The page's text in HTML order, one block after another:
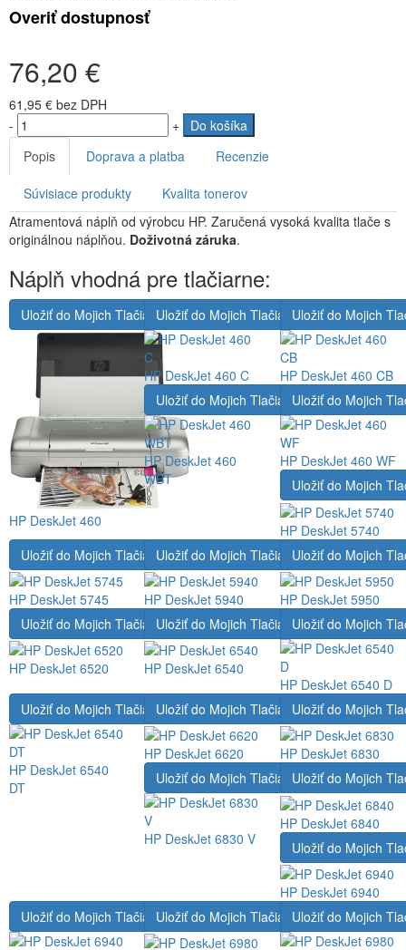
Overiť dostupnosť
76,20 €
61,95 € bez DPH
-
+
Do košíka
Popis
Doprava a platba Recenzie
Súvisiace produkty
Kvalita tonerov
Atramentová náplň od výrobcu HP. Zaručená vysoká kvalita tlače s
originálnou náplňou. Doživotná záruka.
Náplň vhodná pre tlačiarne:
Uložiť do Mojich Tlačiarní
HP DeskJet 460
Uložiť do Mojich Tlačiarní
HP DeskJet 460 C
Uložiť do Mojich
HP DeskJet 460 CB
Uložiť do Mojich Tlačiarní
HP DeskJet 460
WBT
Uložiť do Mojich
HP DeskJet 460 WF
Uložiť do Mojich
HP DeskJet 5740
Uložiť do Mojich Tlačiarní
HP DeskJet 5745
Uložiť do Mojich Tlačiarní
HP DeskJet 5940
Uložiť do Mojich
HP DeskJet 5950
Uložiť do Mojich Tlačiarní
HP DeskJet 6520
Uložiť do Mojich Tlačiarní
HP DeskJet 6540
Uložiť do Mojich
HP DeskJet 6540 D
Uložiť do Mojich Tlačiarní
HP DeskJet 6540
DT
Uložiť do Mojich Tlačiarní
HP DeskJet 6620
Uložiť do Mojich
HP DeskJet 6830
Uložiť do Mojich Tlačiarní
HP DeskJet 6830 V
Uložiť do Mojich
HP DeskJet 6840
Uložiť do Mojich
HP DeskJet 6940
Uložiť do Mojich TlačiarníUložiť do Mojich TlačiarníUložiť do Mojich